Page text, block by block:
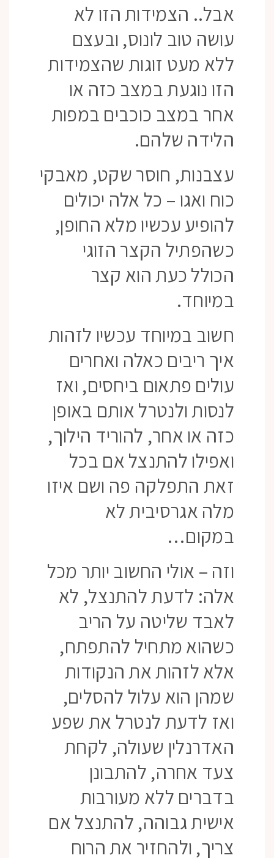
אבל.. הצמידות הזו לא
עושה טוב לונוס, ובעצם
ללא מעט זוגות שהצמידות
הזו נוגעת במצב כזה או
אחר במצב כוכבים במפות
הלידה שלהם.
עצבנות, חוסר שקט, מאבקי
כוח ואגו – כל אלה יכולים
להופיע עכשיו מלא החופן,
כשהפתיל הקצר הזוגי
הכולל כעת הוא קצר
במיוחד.
חשוב במיוחד עכשיו לזהות
איך ריבים כאלה ואחרים
עולים פתאום ביחסים, ואז
לנסות ולנטרל אותם באופן
כזה או אחר, להוריד הילוך,
ואפילו להתנצל אם בכל
זאת התפלקה פה ושם איזו
מלה אגרסיבית לא
במקום…
וזה – אולי החשוב יותר מכל
אלה: לדעת להתנצל, לא
לאבד שליטה על הריב
כשהוא מתחיל להתפתח,
אלא לזהות את הנקודות
שמהן הוא עלול להסלים,
ואז לדעת לנטרל את שפע
האדרנלין שעולה, לקחת
צעד אחרה, להתבונן
בדברים ללא מעורבות
אישית גבוהה, להתנצל אם
צריך, ולהחזיר את הרוח